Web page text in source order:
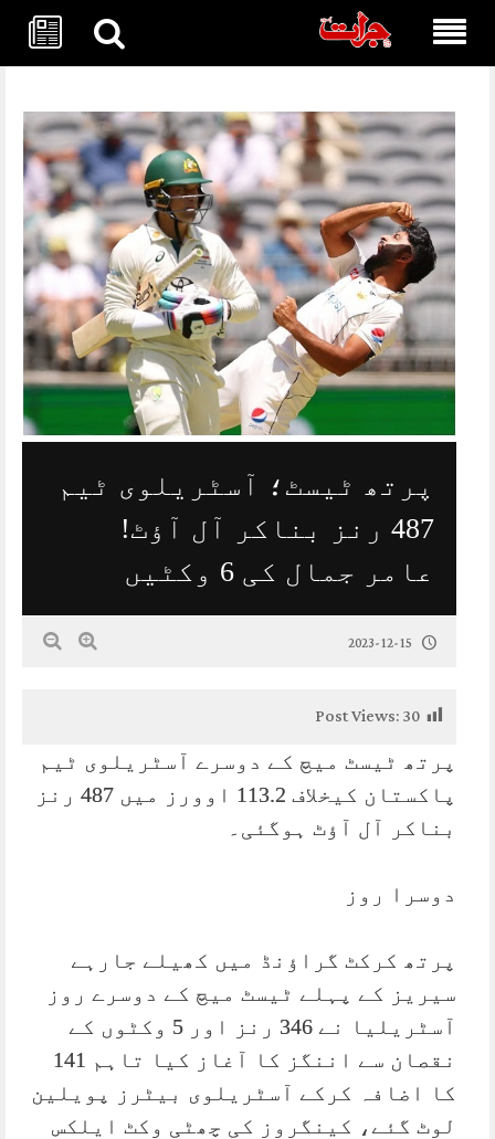
پرتھ ٹیسٹ؛ آسٹریلوی ٹیم
487 رنز بناکر آل آؤٹ!
عامر جمال کی 6 وکٹیں
2023-12-15
Post Views:30
پرتھ ٹیسٹ میچ کے دوسرے آسٹریلوی ٹیم
پاکستان کیخلاف 113.2 اوورز میں 487 رنز
بناکر آل آؤٹ ہوگئی۔
دوسرا روز
پرتھ کرکٹ گراؤنڈ میں کھیلے جارہے
سیریز کے پہلے ٹیسٹ میچ کے دوسرے روز
آسٹریلیا نے 346 رنز اور 5 وکٹوں کے
نقصان سے اننگز کا آغاز کیا تاہم 141
کا اضافہ کرکے آسٹریلوی بیٹرز پویلین
لوٹ گئے، کینگروز کی چھٹی وکٹ ایلکس